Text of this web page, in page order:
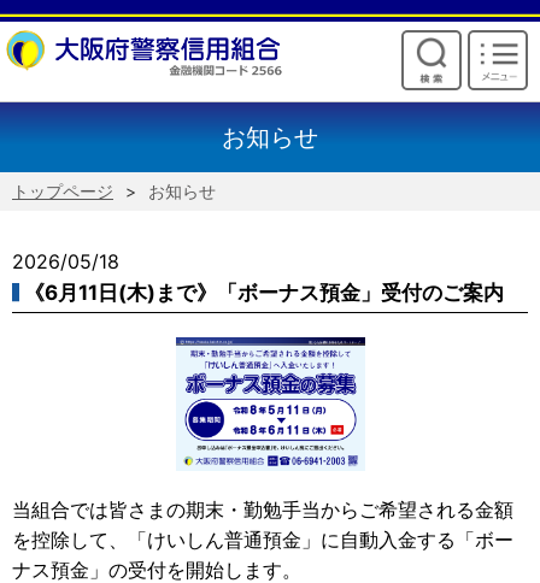
けいしんからのお願い
お知らせ
トップページ お知らせ
2026/05/18
《6月11日(木)まで》「ボーナス預金」受付のご案内
当組合では皆さまの期末・勤勉手当からご希望される金額
を控除して、「けいしん普通預金」に自動入金する「ボー
ナス預金」の受付を開始します。